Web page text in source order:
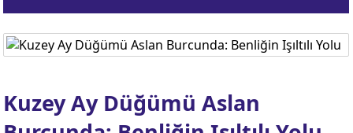
ŞANS
Kuzey Ay Düğümü Aslan